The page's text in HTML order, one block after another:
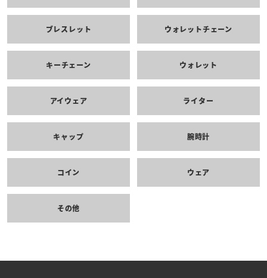
ブレスレット ウォレットチェーン
キーチェーン ウォレット
アイウェア ライター
キャップ 腕時計
コイン ウェア
その他